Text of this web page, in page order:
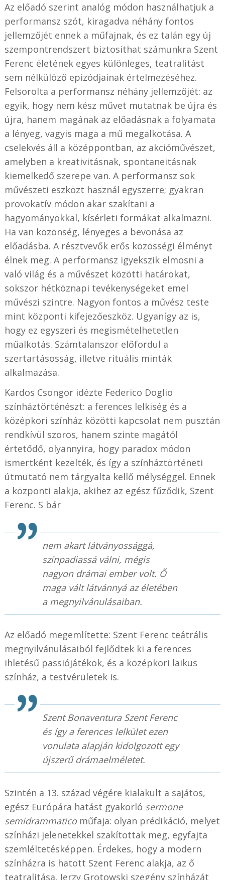
Az előadó szerint analóg módon használhatjuk a
performansz szót, kiragadva néhány fontos
jellemzőjét ennek a műfajnak, és ez talán egy új
szempontrendszert biztosíthat számunkra Szent
Ferenc életének egyes különleges, teatralitást
sem nélkülöző epizódjainak értelmezéséhez.
Felsorolta a performansz néhány jellemzőjét: az
egyik, hogy nem kész művet mutatnak be újra és
újra, hanem magának az előadásnak a folyamata
a lényeg, vagyis maga a mű megalkotása. A
cselekvés áll a középpontban, az akcióművészet,
amelyben a kreativitásnak, spontaneitásnak
kiemelkedő szerepe van. A performansz sok
művészeti eszközt használ egyszerre; gyakran
provokatív módon akar szakítani a
hagyományokkal, kísérleti formákat alkalmazni.
Ha van közönség, lényeges a bevonása az
előadásba. A résztvevők erős közösségi élményt
élnek meg. A performansz igyekszik elmosni a
való világ és a művészet közötti határokat,
sokszor hétköznapi tevékenységeket emel
művészi szintre. Nagyon fontos a művész teste
mint központi kifejezőeszköz. Ugyanígy az is,
hogy ez egyszeri és megismételhetetlen
műalkotás. Számtalanszor előfordul a
szertartásosság, illetve rituális minták
alkalmazása.
Kardos Csongor idézte Federico Doglio
színháztörténészt: a ferences lelkiség és a
középkori színház közötti kapcsolat nem pusztán
rendkívül szoros, hanem szinte magától
értetődő, olyannyira, hogy paradox módon
ismertként kezelték, és így a színháztörténeti
útmutató nem tárgyalta kellő mélységgel. Ennek
a központi alakja, akihez az egész fűződik, Szent
Ferenc. S bár
nem akart látványossággá,
színpadiassá válni, mégis
nagyon drámai ember volt. Ő
maga vált látvánnyá az életében
a megnyilvánulásaiban.
Az előadó megemlítette: Szent Ferenc teátrális
megnyilvánulásaiból fejlődtek ki a ferences
ihletésű passiójátékok, és a középkori laikus
színház, a testvérületek is.
Szent Bonaventura Szent Ferenc
és így a ferences lelkület ezen
vonulata alapján kidolgozott egy
újszerű drámaelméletet.
Szintén a 13. század végére kialakult a sajátos,
egész Európára hatást gyakorló sermone
semidrammaticoműfaja: olyan prédikáció, melyet
színházi jelenetekkel szakítottak meg, egyfajta
szemléltetésképpen. Érdekes, hogy a modern
színházra is hatott Szent Ferenc alakja, az ő
teatralitása, Jerzy Grotowski szegény színházát